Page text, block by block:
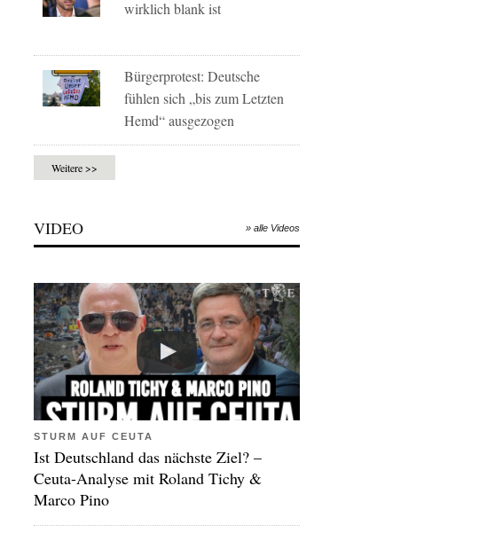
wirklich blank ist
Bürgerprotest: Deutsche
fühlen sich „bis zum Letzten
Hemd“ ausgezogen
Weitere >>
VIDEO » alle Videos
STURM AUF CEUTA
Ist Deutschland das nächste Ziel? –
Ceuta-Analyse mit Roland Tichy &
Marco Pino